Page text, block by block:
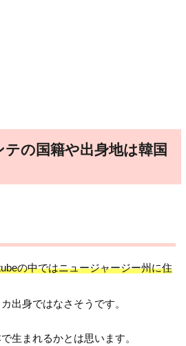
の国籍や出身地は韓国
の中ではニュージャージー州に住
出身ではなさそうです。
生まれるかとは思います。